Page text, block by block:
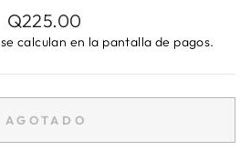
Precio
habitual
Q225.00
se calculan en la pantalla de pagos.
AGOTADO